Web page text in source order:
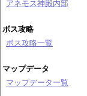
アネモス神殿内部
ボス攻略
ボス攻略一覧
マップデータ
マップデータ一覧